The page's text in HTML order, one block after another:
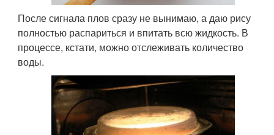
После сигнала плов сразу не вынимаю, а даю рису
полностью распариться и впитать всю жидкость. В
процессе, кстати, можно отслеживать количество
воды.